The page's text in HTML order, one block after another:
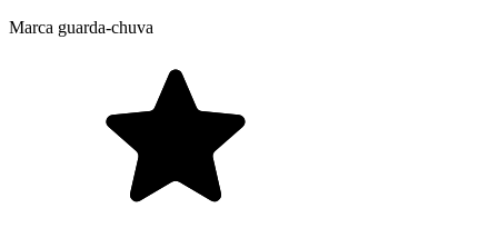
Marca guarda-chuva